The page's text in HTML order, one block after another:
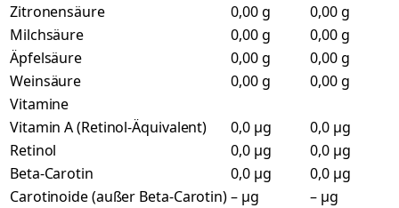
Zitronensäure
0,00 g
0,00 g
Milchsäure
0,00 g
0,00 g
Äpfelsäure
0,00 g
0,00 g
Weinsäure
0,00 g
0,00 g
Vitamine
Vitamin A (Retinol-Äquivalent)
0,0 µg
0,0 µg
Retinol
0,0 µg
0,0 µg
Beta-Carotin
0,0 µg
0,0 µg
Carotinoide (außer Beta-Carotin)– µg
– µg